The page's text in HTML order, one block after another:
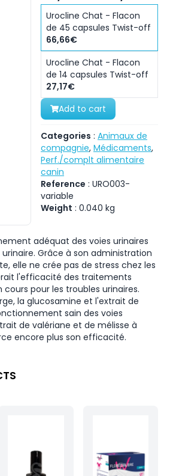
Urocline Chat - Flacon
de 45 capsules Twist-off
66,66€
Urocline Chat - Flacon
de 14 capsules Twist-off
27,17€
Add to cart
Categories : Animaux de
compagnie, Médicaments,
Perf./complt alimentaire
canin
Reference : URO003-
variable
Weight : 0.040 kg
adéquat des voies urinaires
Grâce à son administration
elle ne crée pas de stress chez les
l'efficacité des traitements
pour les troubles urinaires.
la glucosamine et l'extrait de
sain des voies
de valériane et de mélisse à
encore plus son efficacité.